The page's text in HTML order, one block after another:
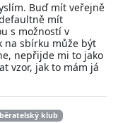
Buď mít veřejně
mít
s možností v
na sbírku může být
nepřijde mi to jako
vzor, jak to mám já
klub